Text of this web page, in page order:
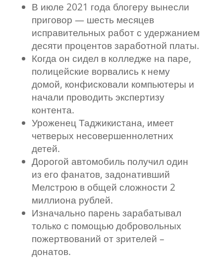
В июле 2021 года блогеру вынесли
приговор — шесть месяцев
исправительных работ с удержанием
десяти процентов заработной платы.
Когда он сидел в колледже на паре,
полицейские ворвались к нему
домой, конфисковали компьютеры и
начали проводить экспертизу
контента.
Уроженец Таджикистана, имеет
четверых несовершеннолетних
детей.
Дорогой автомобиль получил один
из его фанатов, задонативший
Мелстрою в общей сложности 2
миллиона рублей.
Изначально парень зарабатывал
только с помощью добровольных
пожертвований от зрителей –
донатов.